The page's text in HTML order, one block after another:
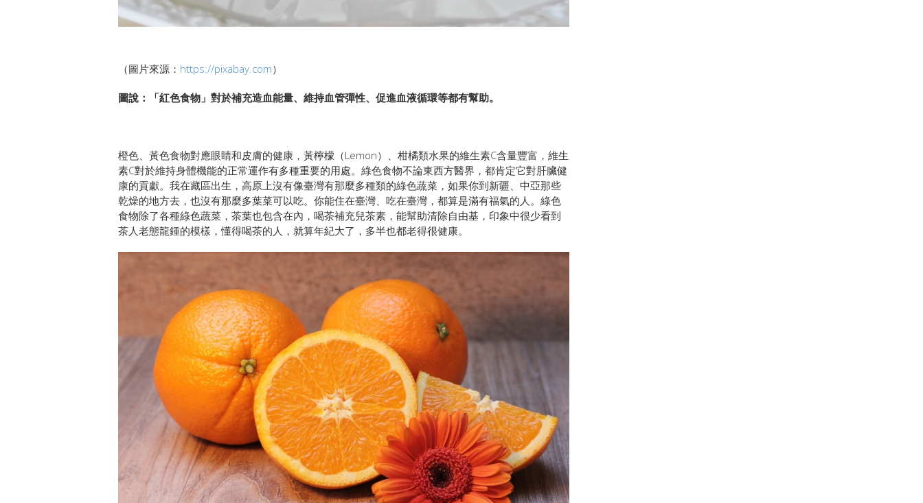
（圖片來源： https://pixabay.com）
圖說：「紅色食物」對於補充造血能量、維持血管彈性、促進血液循環等都有幫助。
橙色、黃色食物對應眼睛和皮膚的健康，黃檸檬（Lemon）、柑橘類水果的維生素C含量豐富，維生
素C對於維持身體機能的正常運作有多種重要的用處。綠色食物不論東西方醫界，都肯定它對肝臟健
康的貢獻。我在藏區出生，高原上沒有像臺灣有那麼多種類的綠色蔬菜，如果你到新疆、中亞那些
乾燥的地方去，也沒有那麼多葉菜可以吃。你能住在臺灣、吃在臺灣，都算是滿有福氣的人。綠色
食物除了各種綠色蔬菜，茶葉也包含在內，喝茶補充兒茶素，能幫助清除自由基，印象中很少看到
茶人老態龍鍾的模樣，懂得喝茶的人，就算年紀大了，多半也都老得很健康。